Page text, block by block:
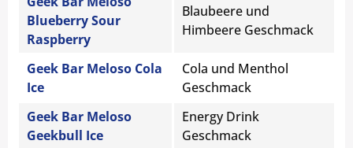
Blueberry Sour
Raspberry
Blaubeere und
Himbeere Geschmack
Geek Bar Meloso Cola
Ice
Cola und Menthol
Geschmack
Geek Bar Meloso
Geekbull Ice
Energy Drink
Geschmack